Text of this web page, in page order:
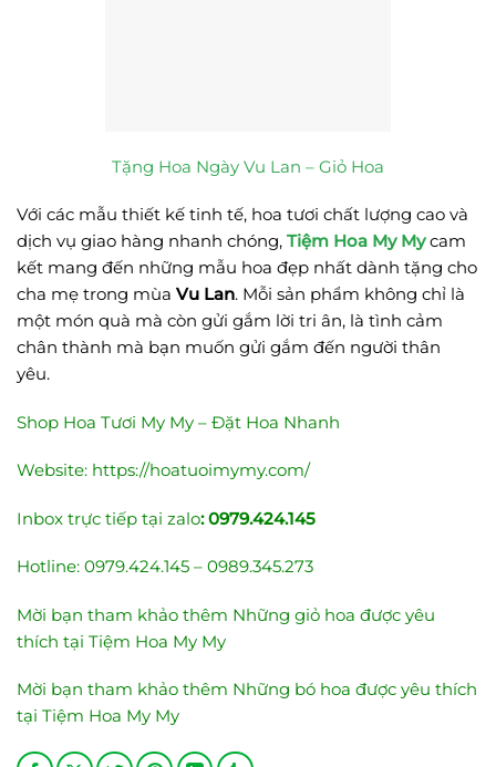
Tặng Hoa Ngày Vu Lan – Giỏ Hoa
Với các mẫu thiết kế tinh tế, hoa tươi chất lượng cao và
dịch vụ giao hàng nhanh chóng, Tiệm Hoa My Mycam
kết mang đến những mẫu hoa đẹp nhất dành tặng cho
cha mẹ trong mùa Vu Lan. Mỗi sản phẩm không chỉ là
một món quà mà còn gửi gắm lời tri ân, là tình cảm
chân thành mà bạn muốn gửi gắm đến người thân
yêu.
Shop Hoa Tươi My My – Đặt Hoa Nhanh
Website: https://hoatuoimymy.com/
Inbox trực tiếp tại zalo:0979.424.145
Hotline: 0979.424.145 – 0989.345.273
Mời bạn tham khảo thêm Những giỏ hoa được yêu
thích tại Tiệm Hoa My My
Mời bạn tham khảo thêm Những bó hoa được yêu thích
tại Tiệm Hoa My My